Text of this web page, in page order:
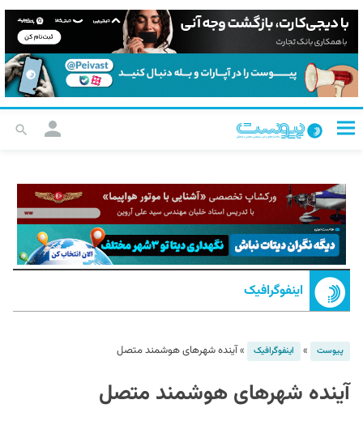
اینفوگرافیک
پیوست » اینفوگرافیک »آینده شهرهای هوشمند متصل
آینده شهرهای هوشمند متصل